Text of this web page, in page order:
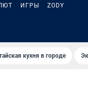
ИГРЫ ZODY
кухня в городе